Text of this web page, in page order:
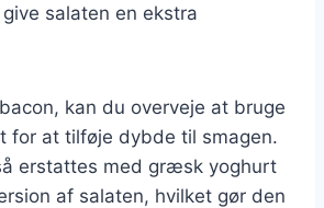
salaten en ekstra
kan du overveje at bruge
for at tilføje dybde til smagen.
erstattes med græsk yoghurt
af salaten, hvilket gør den